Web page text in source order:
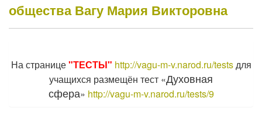
общества Вагу Мария Викторовна
На странице"ТЕСТЫ" http://vagu-m-v.narod.ru/testsдля
учащихся размещён тест «Духовная
сфера» http://vagu-m-v.narod.ru/tests/9